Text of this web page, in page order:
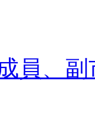
、副